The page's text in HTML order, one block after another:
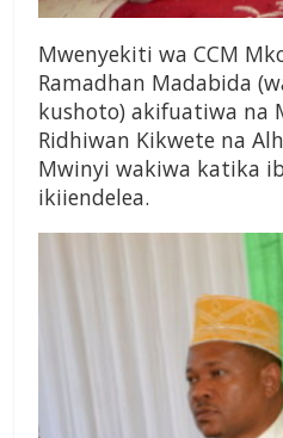
Mwenyekiti wa CCM
Ramadhan Madabida
kushoto) akifuatiwa na
Ridhiwan Kikwete na
Mwinyi wakiwa katika
ikiiendelea.